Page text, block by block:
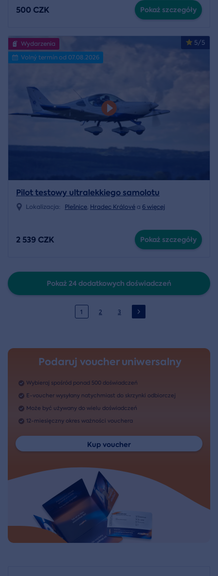
500 CZK Pokaż szczegóły
5/5
Wydarzenia
Volný termín od 07.08.2026
Pilot testowy ultralekkiego samolotu
Lokalizacja: Plešnice, Hradec Králové a 6 więcej
2 539 CZK Pokaż szczegóły
Pokaż 24 dodatkowych doświadczeń
1 2 3
Podaruj voucher uniwersalny
Wybieraj spośród ponad 500 doświadczeń
E-voucher wysyłany natychmiast do skrzynki odbiorczej
Może być używany do wielu doświadczeń
12-miesięczny okres ważności vouchera
Kup voucher